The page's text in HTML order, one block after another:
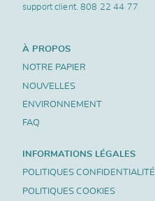
support client.808 22 44 77
À PROPOS
NOTRE PAPIER
NOUVELLES
ENVIRONNEMENT
FAQ
INFORMATIONS LÉGALES
POLITIQUES CONFIDENTIALITÉ
POLITIQUES COOKIES